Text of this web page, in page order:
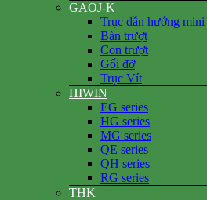
GAOJ-K
Trục dẫn hướng mini
Bàn trượt
Con trượt
Gối đỡ
Trục Vít
HIWIN
EG series
HG series
MG series
QE series
QH series
RG series
THK